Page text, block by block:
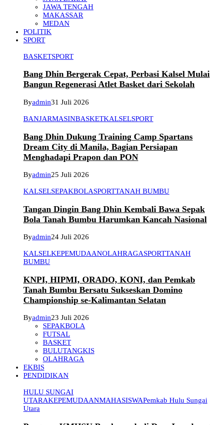
JAWA TENGAH
MAKASSAR
MEDAN
POLITIK
SPORT
BASKETSPORT
Bang Dhin Bergerak Cepat, Perbasi Kalsel Mulai
Bangun Regenerasi Atlet Basket dari Sekolah
Byadmin31 Juli 2026
BANJARMASINBASKETKALSELSPORT
Bang Dhin Dukung Training Camp Spartans
Dream City di Manila, Bagian Persiapan
Menghadapi Prapon dan PON
Byadmin25 Juli 2026
KALSELSEPAKBOLASPORTTANAH BUMBU
Tangan Dingin Bang Dhin Kembali Bawa Sepak
Bola Tanah Bumbu Harumkan Kancah Nasional
Byadmin24 Juli 2026
KALSELKEPEMUDAANOLAHRAGASPORTTANAH
BUMBU
KNPI, HIPMI, ORADO, KONI, dan Pemkab
Tanah Bumbu Bersatu Sukseskan Domino
Championship se-Kalimantan Selatan
Byadmin23 Juli 2026
SEPAKBOLA
FUTSAL
BASKET
BULUTANGKIS
OLAHRAGA
EKBIS
PENDIDIKAN
HULU SUNGAI
UTARAKEPEMUDAANMAHASISWAPemkab Hulu Sungai
Utara